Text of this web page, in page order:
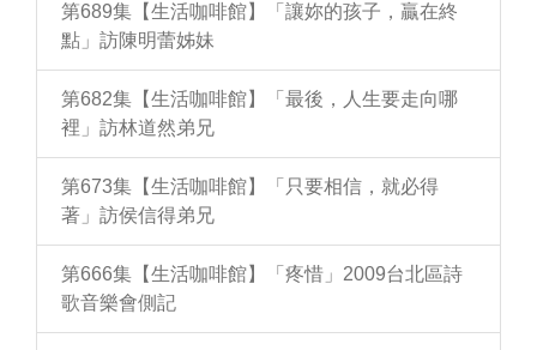
第689集【生活咖啡館】「讓妳的孩子，贏在終
點」訪陳明蕾姊妹
第682集【生活咖啡館】「最後，人生要走向哪
裡」訪林道然弟兄
第673集【生活咖啡館】「只要相信，就必得
著」訪侯信得弟兄
第666集【生活咖啡館】「疼惜」2009台北區詩
歌音樂會側記